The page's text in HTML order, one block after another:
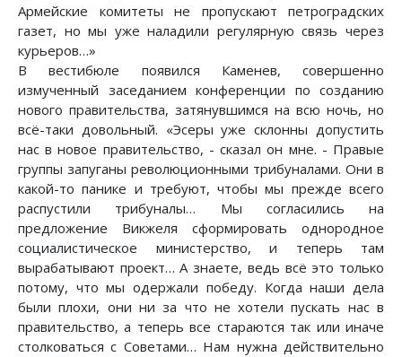
Армейские комитеты не пропускают петроградских
газет, но мы уже наладили регулярную связь через
курьеров…»
В вестибюле появился Каменев, совершенно
измученный заседанием конференции по созданию
нового правительства, затянувшимся на всю ночь, но
всё-таки довольный. «Эсеры уже склонны допустить
нас в новое правительство, - сказал он мне. - Правые
группы запуганы революционными трибуналами. Они в
какой-то панике и требуют, чтобы мы прежде всего
распустили трибуналы… Мы согласились на
предложение Викжеля сформировать однородное
социалистическое министерство, и теперь там
вырабатывают проект… А знаете, ведь всё это только
потому, что мы одержали победу. Когда наши дела
были плохи, они ни за что не хотели пускать нас в
правительство, а теперь все стараются так или иначе
столковаться с Советами… Нам нужна действительно